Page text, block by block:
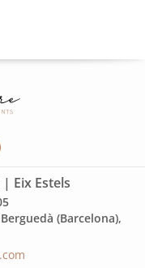
| Eix Estels
(Barcelona),